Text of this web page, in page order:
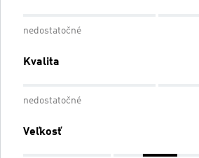
nedostatočné
Kvalita
nedostatočné
Veľkosť